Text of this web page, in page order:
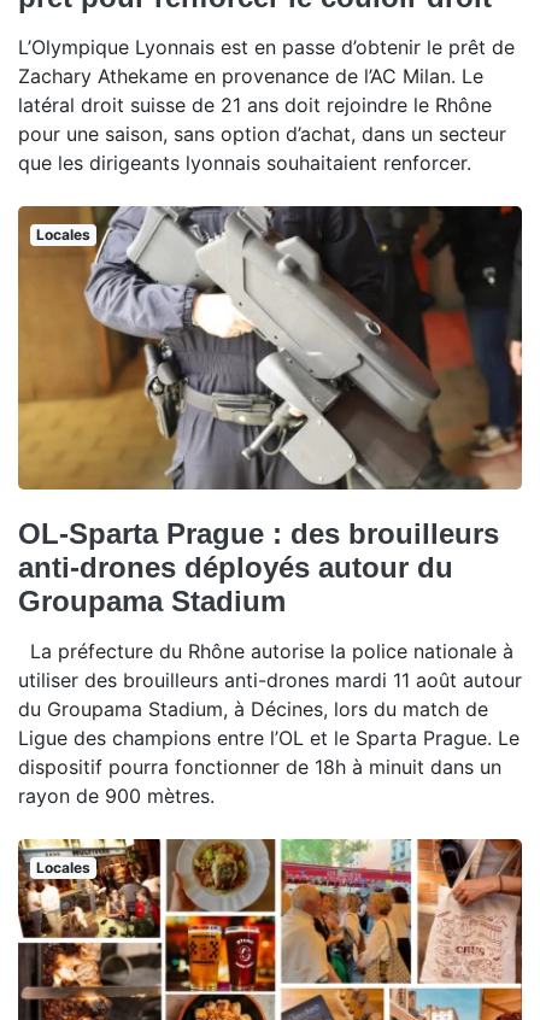
L’Olympique Lyonnais est en passe d’obtenir le prêt de
Zachary Athekame en provenance de l’AC Milan. Le
latéral droit suisse de 21 ans doit rejoindre le Rhône
pour une saison, sans option d’achat, dans un secteur
que les dirigeants lyonnais souhaitaient renforcer.
Locales
OL-Sparta Prague : des brouilleurs
anti-drones déployés autour du
Groupama Stadium
La préfecture du Rhône autorise la police nationale à
utiliser des brouilleurs anti-drones mardi 11 août autour
du Groupama Stadium, à Décines, lors du match de
Ligue des champions entre l’OL et le Sparta Prague. Le
dispositif pourra fonctionner de 18h à minuit dans un
rayon de 900 mètres.
Locales